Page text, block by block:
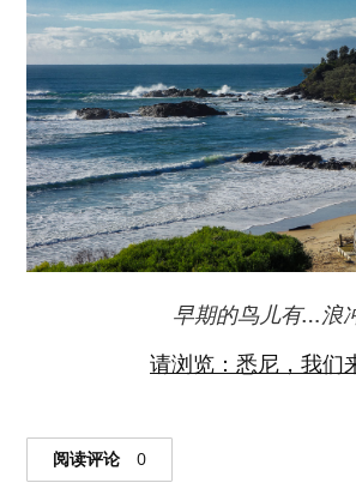
早期的鸟儿有…浪
请浏览：悉尼，我们
阅读评论 0